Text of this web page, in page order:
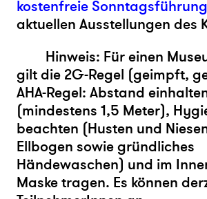
kostenfreie Sonntagsführung
aktuellen Ausstellungen des
Hinweis: Für einen
gilt die 2G-Regel (geimpft,
AHA-Regel: Abstand
(mindestens 1,5 Meter),
beachten (Husten und
Ellbogen sowie gründliches
Händewaschen) und im
Maske tragen. Es können